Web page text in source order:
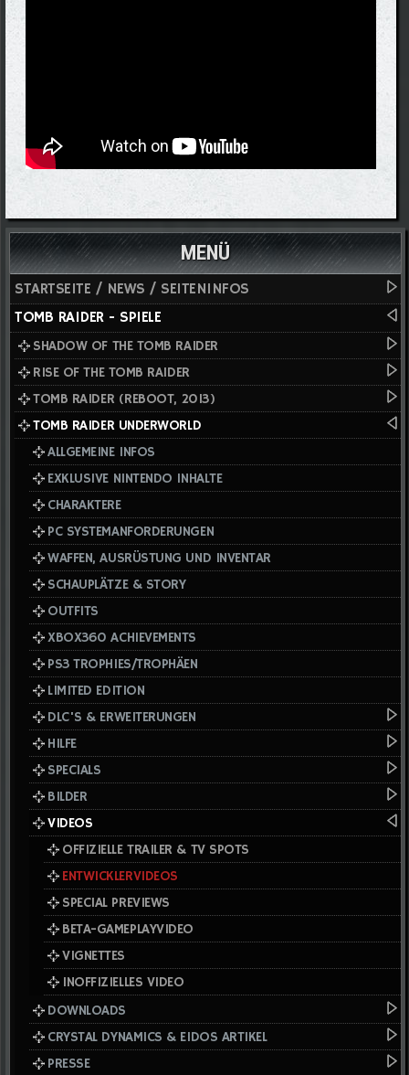
MENÜ
STARTSEITE / NEWS / SEITENINFOS
TOMB RAIDER - SPIELE
SHADOW OF THE TOMB RAIDER
RISE OF THE TOMB RAIDER
TOMB RAIDER (REBOOT, 2013)
TOMB RAIDER UNDERWORLD
ALLGEMEINE INFOS
EXKLUSIVE NINTENDO INHALTE
CHARAKTERE
PC SYSTEMANFORDERUNGEN
WAFFEN, AUSRÜSTUNG UND INVENTAR
SCHAUPLÄTZE & STORY
OUTFITS
XBOX360 ACHIEVEMENTS
PS3 TROPHIES/TROPHÄEN
LIMITED EDITION
DLC'S & ERWEITERUNGEN
HILFE
SPECIALS
BILDER
VIDEOS
OFFIZIELLE TRAILER & TV SPOTS
ENTWICKLERVIDEOS
SPECIAL PREVIEWS
BETA-GAMEPLAYVIDEO
VIGNETTES
INOFFIZIELLES VIDEO
DOWNLOADS
CRYSTAL DYNAMICS & EIDOS ARTIKEL
PRESSE